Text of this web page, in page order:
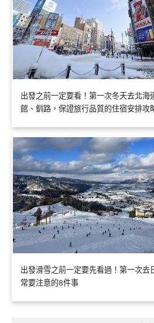
出發之前一定要看！第一次冬天去北海
館、釧路，保證旅行品質的住宿安排攻
出發滑雪之前一定要先看過！第一次去
常要注意的8件事